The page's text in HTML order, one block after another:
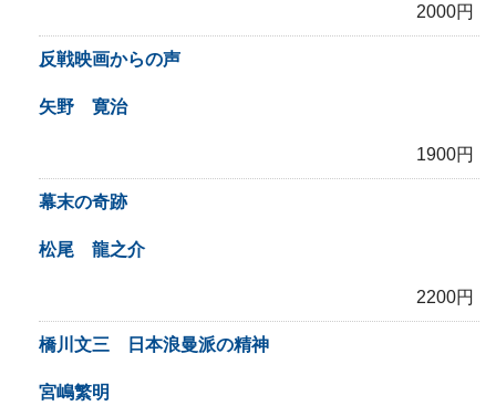
2000円
反戦映画からの声
矢野 寛治
1900円
幕末の奇跡
松尾 龍之介
2200円
橋川文三 日本浪曼派の精神
宮嶋繁明